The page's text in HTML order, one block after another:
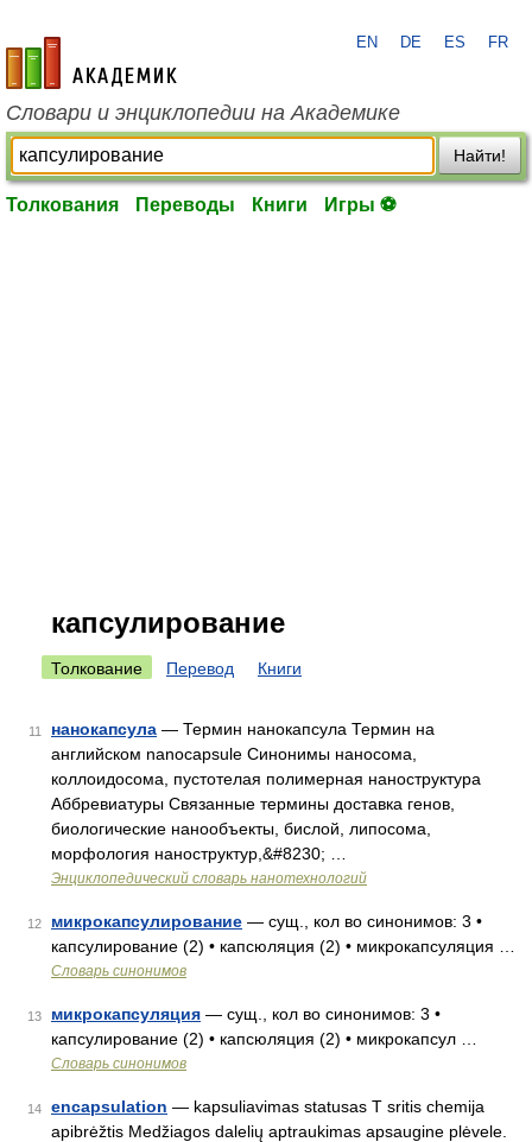
academic.ru
EN DE ES FR
Словари и энциклопедии на Академике
Найти!
Толкования Переводы Книги Игры ⚽
капсулирование
Толкование Перевод Книги
11 нанокапсула — Термин нанокапсула Термин на
английском nanocapsule Синонимы наносома,
коллоидосома, пустотелая полимерная наноструктура
Аббревиатуры Связанные термины доставка генов,
биологические нанообъекты, бислой, липосома,
морфология наноструктур,&#8230; …
Энциклопедический словарь нанотехнологий
12 микрокапсулирование — сущ., кол во синонимов: 3 •
капсулирование (2) • капсюляция (2) • микрокапсуляция …
Словарь синонимов
13 микрокапсуляция — сущ., кол во синонимов: 3 •
капсулирование (2) • капсюляция (2) • микрокапсул …
Словарь синонимов
14 encapsulation — kapsuliavimas statusas T sritis chemija
apibrėžtis Medžiagos dalelių aptraukimas apsaugine plėvele.